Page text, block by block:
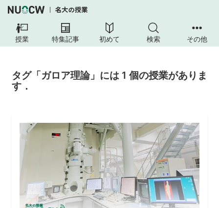
授業 特集記事 初めて 検索 その他
タグ「ガロア理論」には 1 個の授業がありま
す．